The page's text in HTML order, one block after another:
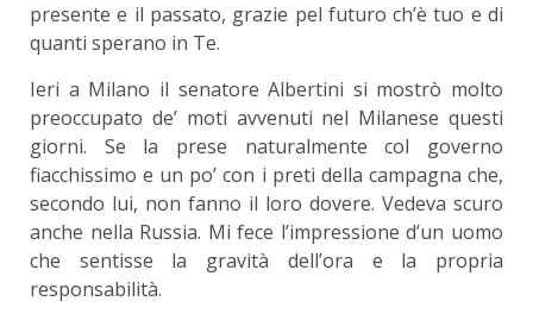
presente e il passato, grazie pel futuro ch’è tuo e di
quanti sperano in Te.
Ieri a Milano il senatore Albertini si mostrò molto
preoccupato de’ moti avvenuti nel Milanese questi
giorni. Se la prese naturalmente col governo
fiacchissimo e un po’ con i preti della campagna che,
secondo lui, non fanno il loro dovere. Vedeva scuro
anche nella Russia. Mi fece l’impressione d’un uomo
che sentisse la gravità dell’ora e la propria
responsabilità.